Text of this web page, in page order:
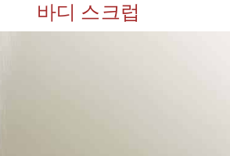
바디 스크럽